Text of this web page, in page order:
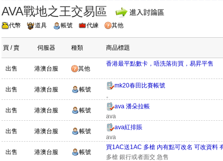
AVA戰地之王交易區
代幣 道具 帳號 代練 其他
買 / 賣 伺服器 種類 商品標題
出售 港澳台服 其他
香港最平點數卡，唔洗落街買，易昇平售
出售 港澳台服 帳號
mk20春田比賽帳號
。
出售 港澳台服 帳號
ava 潘朵拉帳
ava
出售 港澳台服 帳號
ava紅排賬
ava
出售 港澳台服 帳號
買1AC送1AC 多槍 內有點可改名 可改資料
多槍 銀行或者面交 急售